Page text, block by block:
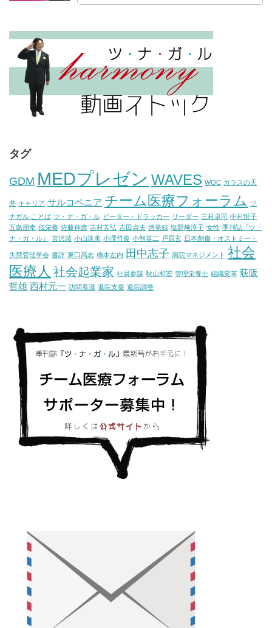
タグ
GDM MEDプレゼン WAVES WOC ガラスの天
井 キャリア サルコペニア チーム医療フォーラム
ツ
ナガル ことば ツ・ナ・ガ・ル ピーター・ドラッカー リーダー 三村卓司 中村悦子
五島朋幸 低栄養 佐藤伸彦 吉村芳弘 吉田貞夫 啓発録 塩野﨑淳子 女性 季刊誌『ツ・
ナ・ガ・ル』
宮沢靖 小山珠美 小澤竹俊 小熊英二 戸原玄 日本創傷・オストミー・
失禁管理学会 書評 東口髙志 橋本左内 田中志子 病院マネジメント 社会
医療人 社会起業家 社員参謀 秋山和宏 管理栄養士 組織変革 荻阪
哲雄 西村元一 訪問看護 退院支援 退院調整